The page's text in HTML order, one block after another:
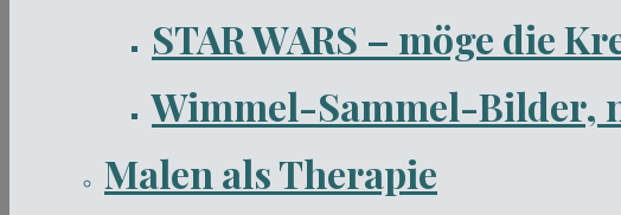
STAR WARS – möge die
Wimmel-Sammel-Bilder,
Malen als Therapie